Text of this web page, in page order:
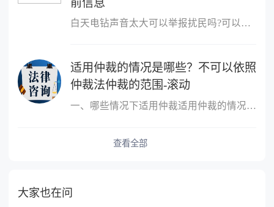
前信息
白天电钻声音太大可以举报扰民吗?可以举报扰民,可以向民警反映或者
适用仲裁的情况是哪些？不可以依照
仲裁法仲裁的范围-滚动
一、哪些情况下适用仲裁适用仲裁的情况是，平等主体的公民、法人和
查看全部
大家也在问